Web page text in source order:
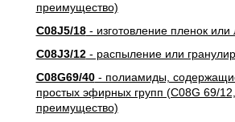
преимущество)
C08J5/18- изготовление пленок или
C08J3/12- распыление или
C08G69/40- полиамиды,
простых эфирных групп (C08G 69/
преимущество)